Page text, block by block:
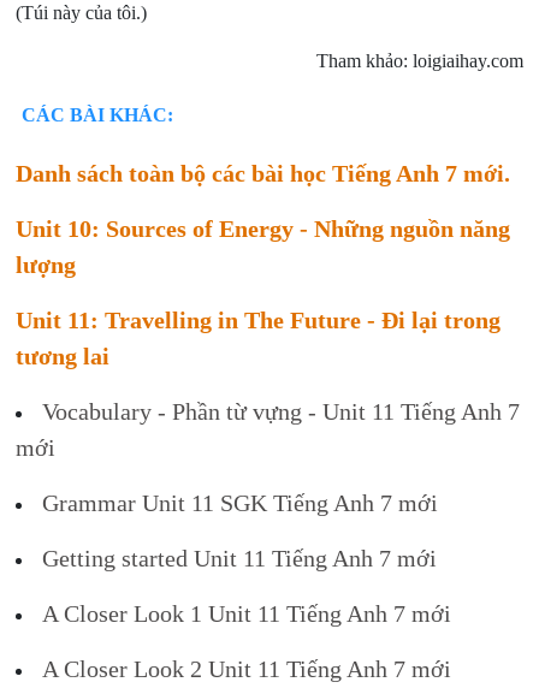
(Túi này của tôi.)
Tham khảo: loigiaihay.com
CÁC BÀI KHÁC:
Danh sách toàn bộ các bài học Tiếng Anh 7 mới.
Unit 10: Sources of Energy - Những nguồn năng
lượng
Unit 11: Travelling in The Future - Đi lại trong
tương lai
Vocabulary - Phần từ vựng - Unit 11 Tiếng Anh 7
mới
Grammar Unit 11 SGK Tiếng Anh 7 mới
Getting started Unit 11 Tiếng Anh 7 mới
A Closer Look 1 Unit 11 Tiếng Anh 7 mới
A Closer Look 2 Unit 11 Tiếng Anh 7 mới